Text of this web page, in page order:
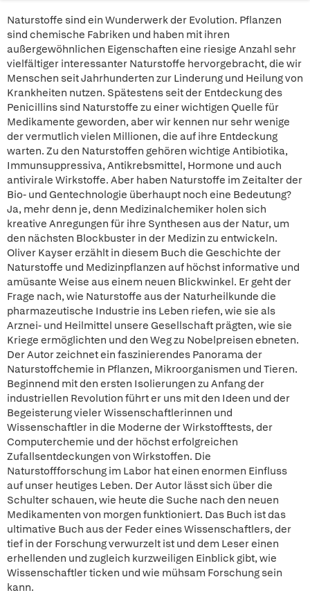
Naturstoffe sind ein Wunderwerk der Evolution. Pflanzen
sind chemische Fabriken und haben mit ihren
außergewöhnlichen Eigenschaften eine riesige Anzahl sehr
vielfältiger interessanter Naturstoffe hervorgebracht, die wir
Menschen seit Jahrhunderten zur Linderung und Heilung von
Krankheiten nutzen. Spätestens seit der Entdeckung des
Penicillins sind Naturstoffe zu einer wichtigen Quelle für
Medikamente geworden, aber wir kennen nur sehr wenige
der vermutlich vielen Millionen, die auf ihre Entdeckung
warten. Zu den Naturstoffen gehören wichtige Antibiotika,
Immunsuppressiva, Antikrebsmittel, Hormone und auch
antivirale Wirkstoffe. Aber haben Naturstoffe im Zeitalter der
Bio- und Gentechnologie überhaupt noch eine Bedeutung?
Ja, mehr denn je, denn Medizinalchemiker holen sich
kreative Anregungen für ihre Synthesen aus der Natur, um
den nächsten Blockbuster in der Medizin zu entwickeln.
Oliver Kayser erzählt in diesem Buch die Geschichte der
Naturstoffe und Medizinpflanzen auf höchst informative und
amüsante Weise aus einem neuen Blickwinkel. Er geht der
Frage nach, wie Naturstoffe aus der Naturheilkunde die
pharmazeutische Industrie ins Leben riefen, wie sie als
Arznei- und Heilmittel unsere Gesellschaft prägten, wie sie
Kriege ermöglichten und den Weg zu Nobelpreisen ebneten.
Der Autor zeichnet ein faszinierendes Panorama der
Naturstoffchemie in Pflanzen, Mikroorganismen und Tieren.
Beginnend mit den ersten Isolierungen zu Anfang der
industriellen Revolution führt er uns mit den Ideen und der
Begeisterung vieler Wissenschaftlerinnen und
Wissenschaftler in die Moderne der Wirkstofftests, der
Computerchemie und der höchst erfolgreichen
Zufallsentdeckungen von Wirkstoffen. Die
Naturstoffforschung im Labor hat einen enormen Einfluss
auf unser heutiges Leben. Der Autor lässt sich über die
Schulter schauen, wie heute die Suche nach den neuen
Medikamenten von morgen funktioniert. Das Buch ist das
ultimative Buch aus der Feder eines Wissenschaftlers, der
tief in der Forschung verwurzelt ist und dem Leser einen
erhellenden und zugleich kurzweiligen Einblick gibt, wie
Wissenschaftler ticken und wie mühsam Forschung sein
kann.